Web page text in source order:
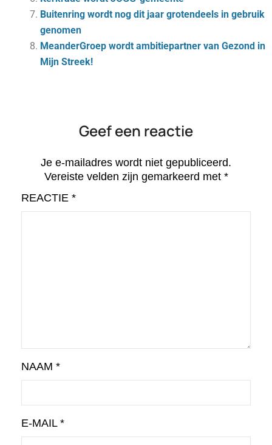
Bui­ten­ring wordt nog dit jaar gro­ten­deels in ge­bruik
ge­no­men
MeanderGroep wordt ambitiepartner van Gezond in
Mijn Streek!
Geef een reactie
Je e-mailadres wordt niet gepubliceerd.
Vereiste velden zijn gemarkeerd met *
REACTIE *
NAAM *
E-MAIL *